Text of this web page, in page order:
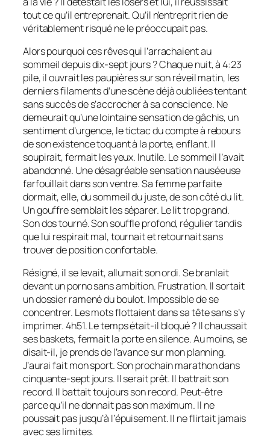
tout ce qu’il entreprenait. Qu’il n’entreprit rien de
véritablement risqué ne le préoccupait pas.
Alors pourquoi ces rêves qui l’arrachaient au
sommeil depuis dix-sept jours ? Chaque nuit, à 4:23
pile, il ouvrait les paupières sur son réveil matin, les
derniers filaments d’une scène déjà oubliées tentant
sans succès de s’accrocher à sa conscience. Ne
demeurait qu’une lointaine sensation de gâchis, un
sentiment d’urgence, le tictac du compte à rebours
de son existence toquant à la porte, enflant. Il
soupirait, fermait les yeux. Inutile. Le sommeil l’avait
abandonné. Une désagréable sensation nauséeuse
farfouillait dans son ventre. Sa femme parfaite
dormait, elle, du sommeil du juste, de son côté du lit.
Un gouffre semblait les séparer. Le lit trop grand.
Son dos tourné. Son souffle profond, régulier tandis
que lui respirait mal, tournait et retournait sans
trouver de position confortable.
Résigné, il se levait, allumait son ordi. Se branlait
devant un porno sans ambition. Frustration. Il sortait
un dossier ramené du boulot. Impossible de se
concentrer. Les mots flottaient dans sa tête sans s’y
imprimer. 4h51. Le temps était-il bloqué ? Il chaussait
ses baskets, fermait la porte en silence. Au moins, se
disait-il, je prends de l’avance sur mon planning.
J’aurai fait mon sport. Son prochain marathon dans
cinquante-sept jours. Il serait prêt. Il battrait son
record. Il battait toujours son record. Peut-être
parce qu’il ne donnait pas son maximum. Il ne
poussait pas jusqu’à l’épuisement. Il ne flirtait jamais
avec ses limites.